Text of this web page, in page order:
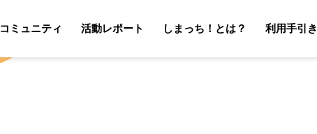
コミュニティ 活動レポート しまっち！とは？
利用手引き